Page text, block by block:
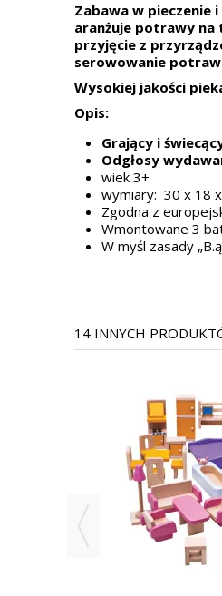
Zabawa w pieczenie
aranżuje potrawy na
przyjęcie z
serowowanie
Wysokiej jakości
Opis:
Grający i
Odgłosy
wiek 3+
wymiary: 30 x 18
Zgodna z
Wmontowane 3
W myśl zasady
14 INNYCH